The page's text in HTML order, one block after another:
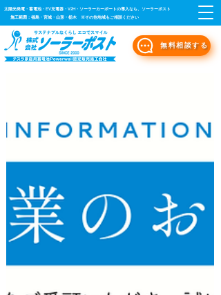
無料相談する
太陽光発電・蓄電池・EV充電器・V2H・ソーラーカーポートの導入なら、ソーラーポスト
施工範囲：福島・宮城・山形・栃木 ※その他地域もご相談ください